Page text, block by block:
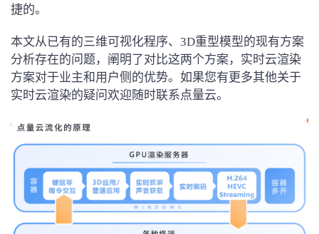
捷的。
本文从已有的三维可视化程序、3D重型模型的现有方案
分析存在的问题，阐明了对比这两个方案，实时云渲染
方案对于业主和用户侧的优势。如果您有更多其他关于
实时云渲染的疑问欢迎随时联系点量云。